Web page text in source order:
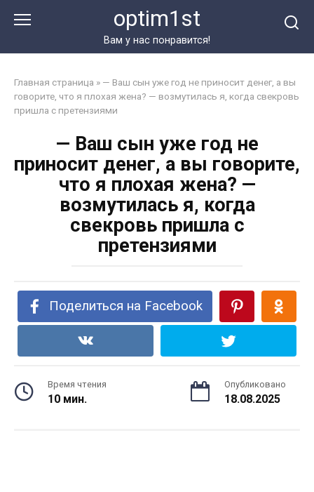
optim1st
Вам у нас понравится!
Главная страница » — Ваш сын уже год не приносит денег, а вы
говорите, что я плохая жена? — возмутилась я, когда свекровь
пришла с претензиями
— Ваш сын уже год не
приносит денег, а вы говорите,
что я плохая жена? —
возмутилась я, когда
свекровь пришла с
претензиями
Поделиться на Facebook
Время чтения
10 мин.
Опубликовано
18.08.2025